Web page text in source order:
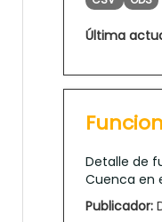
Última
Detalle de
Cuenca en
Publicador: